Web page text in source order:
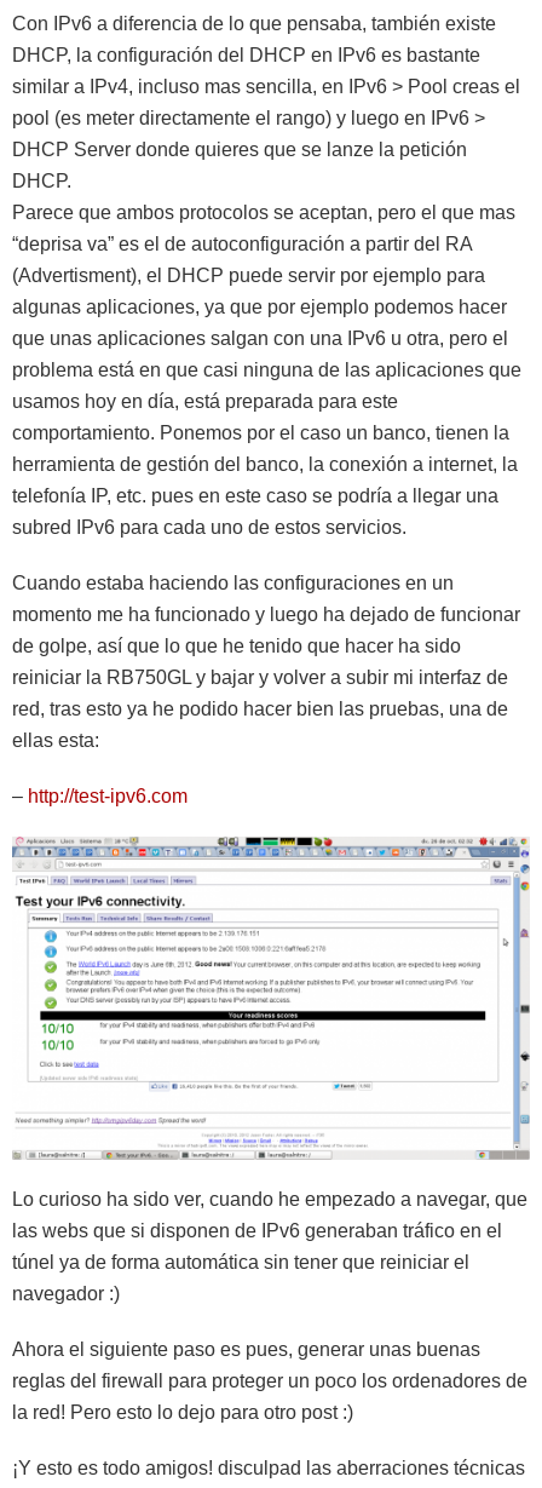
Con IPv6 a diferencia de lo que pensaba, también existe
DHCP, la configuración del DHCP en IPv6 es bastante
similar a IPv4, incluso mas sencilla, en IPv6 > Pool creas el
pool (es meter directamente el rango) y luego en IPv6 >
DHCP Server donde quieres que se lanze la petición
DHCP.
Parece que ambos protocolos se aceptan, pero el que mas
“deprisa va” es el de autoconfiguración a partir del RA
(Advertisment), el DHCP puede servir por ejemplo para
algunas aplicaciones, ya que por ejemplo podemos hacer
que unas aplicaciones salgan con una IPv6 u otra, pero el
problema está en que casi ninguna de las aplicaciones que
usamos hoy en día, está preparada para este
comportamiento. Ponemos por el caso un banco, tienen la
herramienta de gestión del banco, la conexión a internet, la
telefonía IP, etc. pues en este caso se podría a llegar una
subred IPv6 para cada uno de estos servicios.
Cuando estaba haciendo las configuraciones en un
momento me ha funcionado y luego ha dejado de funcionar
de golpe, así que lo que he tenido que hacer ha sido
reiniciar la RB750GL y bajar y volver a subir mi interfaz de
red, tras esto ya he podido hacer bien las pruebas, una de
ellas esta:
– http://test-ipv6.com
Lo curioso ha sido ver, cuando he empezado a navegar, que
las webs que si disponen de IPv6 generaban tráfico en el
túnel ya de forma automática sin tener que reiniciar el
navegador :)
Ahora el siguiente paso es pues, generar unas buenas
reglas del firewall para proteger un poco los ordenadores de
la red! Pero esto lo dejo para otro post :)
¡Y esto es todo amigos! disculpad las aberraciones técnicas